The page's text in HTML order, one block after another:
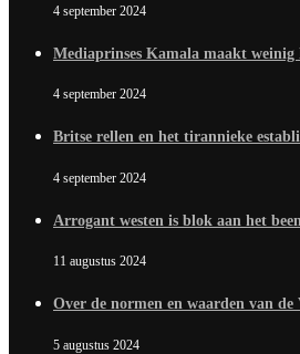
4 september 2024
Mediaprinses Kamala maakt weinig
4 september 2024
Britse rellen en het tirannieke
4 september 2024
Arrogant westen is blok aan het
11 augustus 2024
Over de normen en waarden van
5 augustus 2024